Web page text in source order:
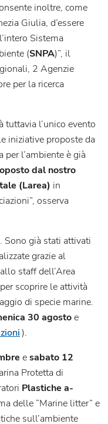
inoltre, come
Giulia, d’essere
Sistema
(SNPA)”, il
2 Agenzie
per la ricerca
l’unico evento
iniziative proposte da
per l’ambiente è già
dal nostro
(Larea) in
osserva
Sono già stati attivati
grazie al
staff dell’Area
scoprire le attività
di specie marine.
30 agostoe
).
esabato 12
Protetta di
Plastiche a-
delle “Marine litter” e
sull’ambiente